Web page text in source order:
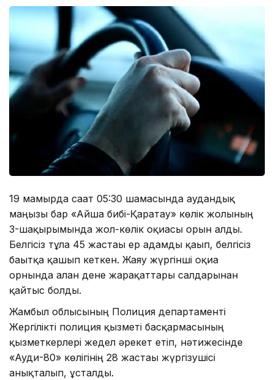
19 мамырда сағат 05:30 шамасында аудандық
маңызы бар «Айша бибі-Қаратау» көлік жолының
3-шақырымында жол-көлік оқиғасы орын алды.
Белгісіз тұлға 45 жастағы ер адамды қағып, белгісіз
бағытқа қашып кеткен. Жаяу жүргінші оқиға
орнында алған дене жарақаттары салдарынан
қайтыс болды.
Жамбыл облысының Полиция департаменті
Жергілікті полиция қызметі басқармасының
қызметкерлері жедел әрекет етіп, нәтижесінде
«Ауди-80» көлігінің 28 жастағы жүргізушісі
анықталып, ұсталды.